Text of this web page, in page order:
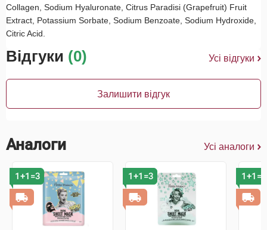
Collagen, Sodium Hyaluronate, Citrus Paradisi (Grapefruit) Fruit
Extract, Potassium Sorbate, Sodium Benzoate, Sodium Hydroxide,
Citric Acid.
Відгуки (0) Усі відгуки
Залишити відгук
Аналоги Усі аналоги
1+1=3 1+1=3 1+1=3